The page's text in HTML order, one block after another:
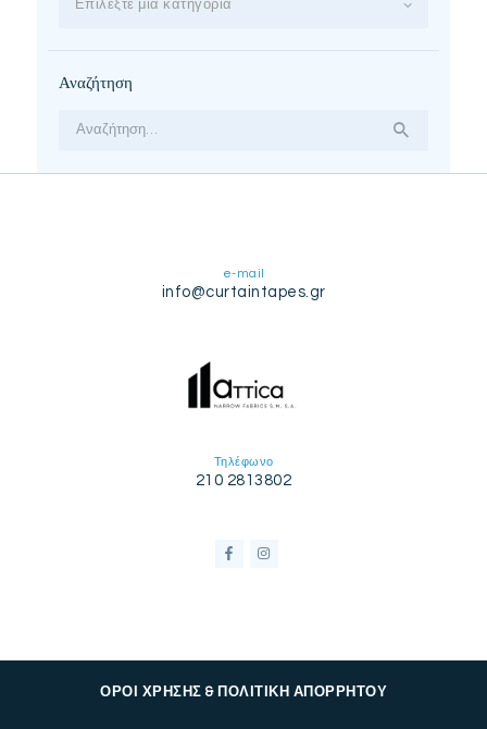
Επιλέξτε μία κατηγορία
Αναζήτηση
Αναζήτηση
e-mail
info@curtaintapes.gr
Τηλέφωνο
210 2813802
ΟΡΟΙ ΧΡΗΣΗΣ & ΠΟΛΙΤΙΚΗ ΑΠΟΡΡΗΤΟΥ